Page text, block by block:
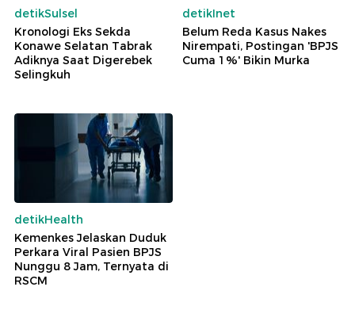
detikSulsel
Kronologi Eks Sekda
Konawe Selatan Tabrak
Adiknya Saat Digerebek
Selingkuh
detikInet
Belum Reda Kasus Nakes
Nirempati, Postingan 'BPJS
Cuma 1%' Bikin Murka
detikHealth
Kemenkes Jelaskan Duduk
Perkara Viral Pasien BPJS
Nunggu 8 Jam, Ternyata di
RSCM